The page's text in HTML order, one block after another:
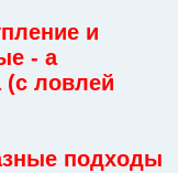
и
- а
(с ловлей
подходы